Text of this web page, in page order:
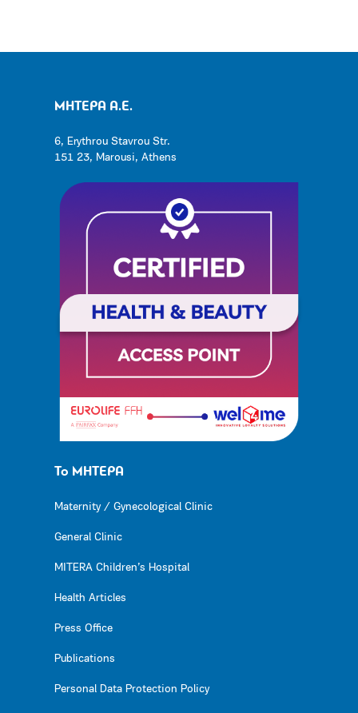
ΜΗΤΕΡΑ Α.Ε.
6, Erythrou Stavrou Str.
151 23, Marousi, Athens
Το ΜΗΤΕΡΑ
Maternity / Gynecological Clinic
General Clinic
MITERA Children’s Hospital
Health Articles
Press Office
Publications
Personal Data Protection Policy